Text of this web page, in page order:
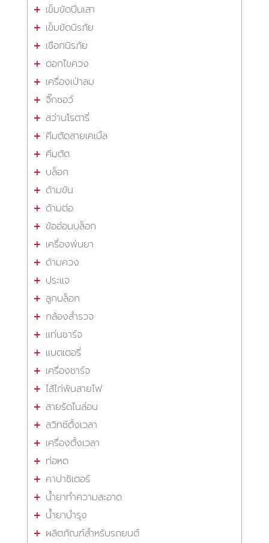
เข็มขัดปีนเสา
เข็มขัดนิรภัย
เชือกนิรภัย
ดอกไขควง
เครื่องเป่าลม
จิ๊กซอว์
สว่านโรตารี่
คีมตัดสายเคเบิ้ล
คีมตัด
บล็อก
ด้ามขัน
ด้ามต่อ
ข้ออ่อนบล็อก
เครื่องพ่นยา
ด้ามควง
ประแจ
ลูกบล็อก
กล้องสำรวจ
แท่นชาร์จ
แบตเตอรี่
เครื่องชาร์จ
ไส้ไก่พันสายไฟ
สายรัดไนล่อน
สวิทซ์ตั้งเวลา
เครื่องตั้งเวลา
ท่อหด
คาปาซิเตอร์
น้ำยาทำความสะอาด
น้ำยาบำรุง
ผลิตภัณฑ์สำหรับรถยนต์